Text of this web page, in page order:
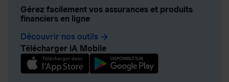
Gérez facilement vos assurances et produits
financiers en ligne
Découvrir nos outils arrow_forward
Télécharger iA Mobile